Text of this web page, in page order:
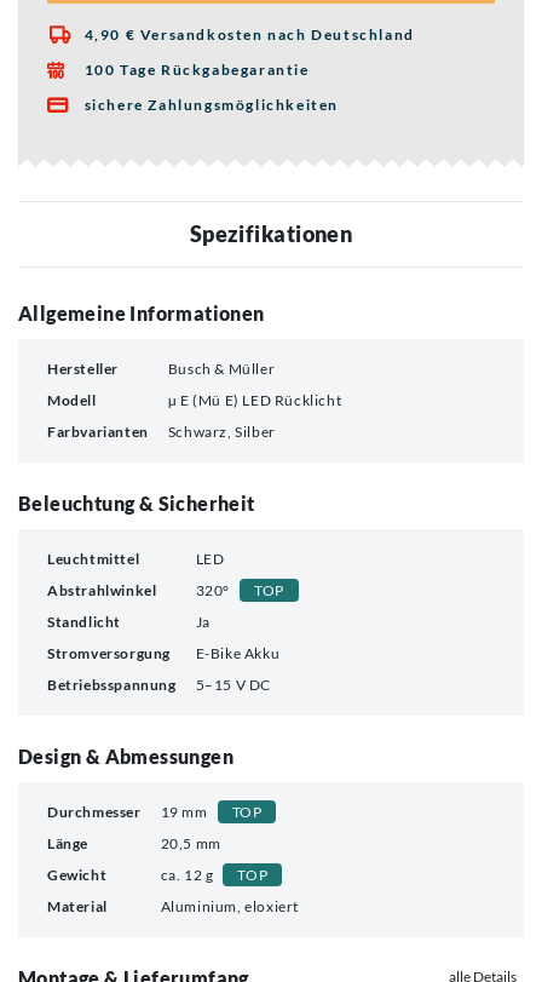
 4,90 € Versandkosten nach Deutschland
 100 Tage Rückgabegarantie
 sichere Zahlungsmöglichkeiten
Spezifikationen
Allgemeine Informationen
Hersteller
Busch & Müller
Modell
µ E (Mü E) LED Rücklicht
Farbvarianten
Schwarz, Silber
Beleuchtung & Sicherheit
Leuchtmittel
LED
Abstrahlwinkel
320°
TOP
Standlicht
Ja
Stromversorgung
E-Bike Akku
Betriebsspannung
5–15 V DC
Design & Abmessungen
Durchmesser 19 mm
TOP
Länge
20,5 mm
Gewicht
ca. 12 g
TOP
Material
Aluminium, eloxiert
alle Details